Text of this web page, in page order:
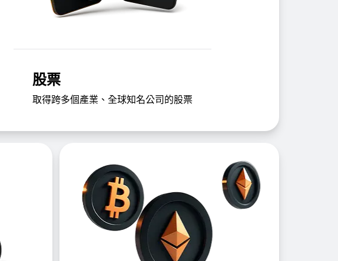
股票
取得跨多個產業、全球知名公司的股票